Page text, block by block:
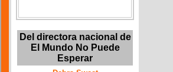
Del directora nacional de
El Mundo No Puede
Esperar